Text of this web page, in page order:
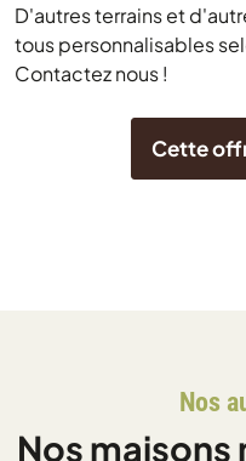
D'autres terrains et
tous personnalisables
Contactez nous !
Cette
Nos
Nos maisons